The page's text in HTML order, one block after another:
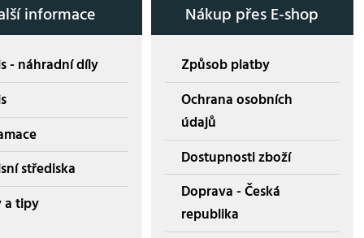
informace
- náhradní díly
střediska
a tipy
Nákup přes E-shop
Způsob platby
Ochrana osobních
údajů
Dostupnosti zboží
Doprava - Česká
republika